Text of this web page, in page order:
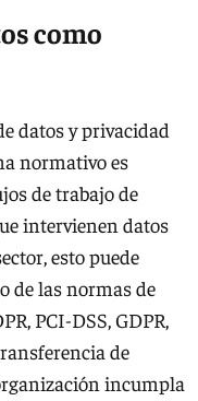
como
datos y privacidad
normativo es
de trabajo de
intervienen datos
esto puede
de las normas de
PCI-DSS, GDPR,
de
incumpla